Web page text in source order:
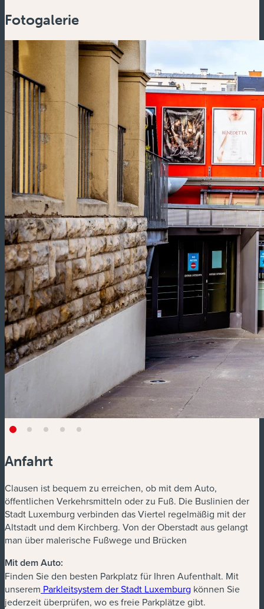
Fotogalerie
Anfahrt
Clausen ist bequem zu erreichen, ob mit dem Auto,
öffentlichen Verkehrsmitteln oder zu Fuß. Die Buslinien der
Stadt Luxemburg verbinden das Viertel regelmäßig mit der
Altstadt und dem Kirchberg. Von der Oberstadt aus gelangt
man über malerische Fußwege und Brücken
Mit dem Auto:
Finden Sie den besten Parkplatz für Ihren Aufenthalt. Mit
unserem Parkleitsystem der Stadt Luxemburg können Sie
jederzeit überprüfen, wo es freie Parkplätze gibt.